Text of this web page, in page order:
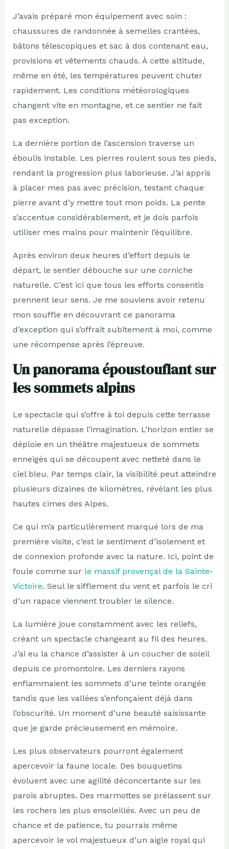
J’avais préparé mon équipement avec soin :
chaussures de randonnée à semelles crantées,
bâtons télescopiques et sac à dos contenant eau,
provisions et vêtements chauds. À cette altitude,
même en été, les températures peuvent chuter
rapidement. Les conditions météorologiques
changent vite en montagne, et ce sentier ne fait
pas exception.
La dernière portion de l’ascension traverse un
éboulis instable. Les pierres roulent sous tes pieds,
rendant la progression plus laborieuse. J’ai appris
à placer mes pas avec précision, testant chaque
pierre avant d’y mettre tout mon poids. La pente
s’accentue considérablement, et je dois parfois
utiliser mes mains pour maintenir l’équilibre.
Après environ deux heures d’effort depuis le
départ, le sentier débouche sur une corniche
naturelle. C’est ici que tous les efforts consentis
prennent leur sens. Je me souviens avoir retenu
mon souffle en découvrant ce panorama
d’exception qui s’offrait subitement à moi, comme
une récompense après l’épreuve.
Un panorama époustouflant sur
les sommets alpins
Le spectacle qui s’offre à toi depuis cette terrasse
naturelle dépasse l’imagination. L’horizon entier se
déploie en un théâtre majestueux de sommets
enneigés qui se découpent avec netteté dans le
ciel bleu. Par temps clair, la visibilité peut atteindre
plusieurs dizaines de kilomètres, révélant les plus
hautes cimes des Alpes.
Ce qui m’a particulièrement marqué lors de ma
première visite, c’est le sentiment d’isolement et
de connexion profonde avec la nature. Ici, point de
foule comme sur le massif provençal de la Sainte-
Victoire. Seul le sifflement du vent et parfois le cri
d’un rapace viennent troubler le silence.
La lumière joue constamment avec les reliefs,
créant un spectacle changeant au fil des heures.
J’ai eu la chance d’assister à un coucher de soleil
depuis ce promontoire. Les derniers rayons
enflammaient les sommets d’une teinte orangée
tandis que les vallées s’enfonçaient déjà dans
l’obscurité. Un moment d’une beauté saisissante
que je garde précieusement en mémoire.
Les plus observateurs pourront également
apercevoir la faune locale. Des bouquetins
évoluent avec une agilité déconcertante sur les
parois abruptes. Des marmottes se prélassent sur
les rochers les plus ensoleillés. Avec un peu de
chance et de patience, tu pourrais même
apercevoir le vol majestueux d’un aigle royal qui